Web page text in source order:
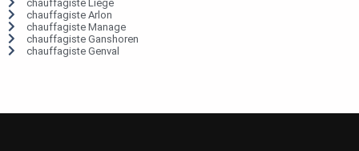
chauffagiste Liège
chauffagiste Arlon
chauffagiste Manage
chauffagiste Ganshoren
chauffagiste Genval